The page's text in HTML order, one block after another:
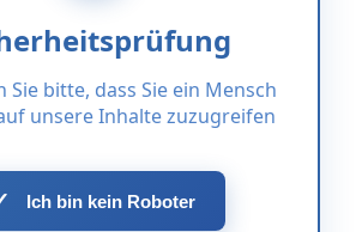
Sie bitte, dass Sie ein Mensch
unsere Inhalte zuzugreifen
Ich bin kein Roboter